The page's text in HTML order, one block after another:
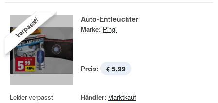
Verpasst! Auto-Entfeuchter
Marke: Pingi
Preis: € 5,99
Leider verpasst!
Händler: Marktkauf